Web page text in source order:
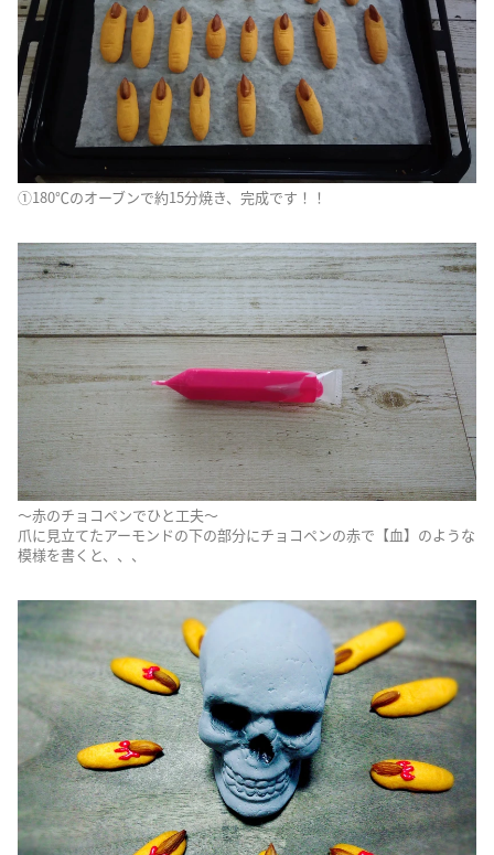
①180℃のオーブンで約15分焼き、完成です！！
～赤のチョコペンでひと工夫～
爪に見立てたアーモンドの下の部分にチョコペンの赤で【血】のような
模様を書くと、、、